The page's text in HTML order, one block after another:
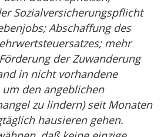
Sozialversicherungspflicht
Abschaffung des
mehr
der Zuwanderung
in nicht vorhandene
den angeblichen
zu lindern) seit Monaten
hausieren gehen.